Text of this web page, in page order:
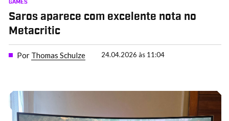
GAMES
Saros aparece com excelente nota no
Metacritic
Por Thomas Schulze 24.04.2026 às 11:04